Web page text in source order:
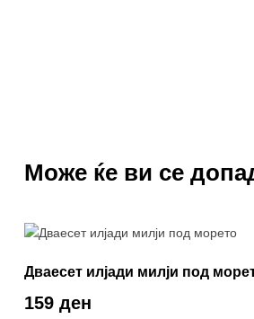
Може ќе ви се
Дваесет илјади милји под
159 ден